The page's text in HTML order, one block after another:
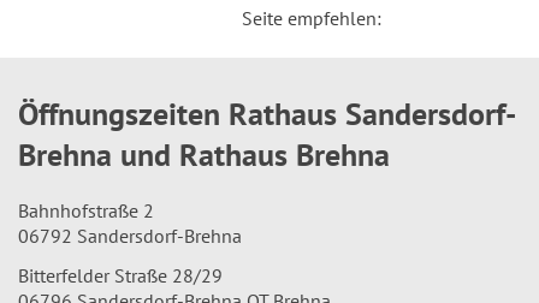
Seite empfehlen:
Öffnungszeiten Rathaus Sandersdorf-
Brehna und Rathaus Brehna
Bahnhofstraße 2
06792 Sandersdorf-Brehna
Bitterfelder Straße 28/29